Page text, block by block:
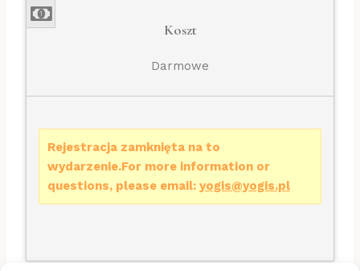
Koszt
Darmowe
Rejestracja zamknięta na to
wydarzenie.For more information or
questions, please email: yogis@yogis.pl